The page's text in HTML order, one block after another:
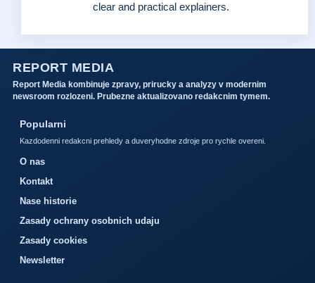
clear and practical explainers.
REPORT MEDIA
Report Media kombinuje zpravy, prirucky a analyzy v modernim
newsroom rozlozeni. Prubezne aktualizovano redakcnim tymem.
Popularni
Kazdodenni redakcni prehledy a duveryhodne zdroje pro rychle overeni.
O nas
Kontakt
Nase historie
Zasady ochrany osobnich udaju
Zasady cookies
Newsletter